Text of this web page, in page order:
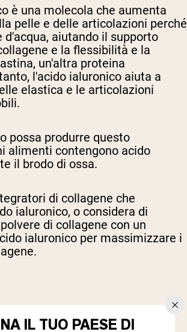
è una molecola che aumenta
pelle e delle articolazioni perché
aiutando il supporto
e la flessibilità e la
un'altra proteina
l'acido ialuronico aiuta a
elastica e le articolazioni
possa produrre questo
alimenti contengono acido
il brodo di ossa.
di collagene che
ialuronico, o considera di
di collagene con un
ialuronico per massimizzare i
IL TUO PAESE DI